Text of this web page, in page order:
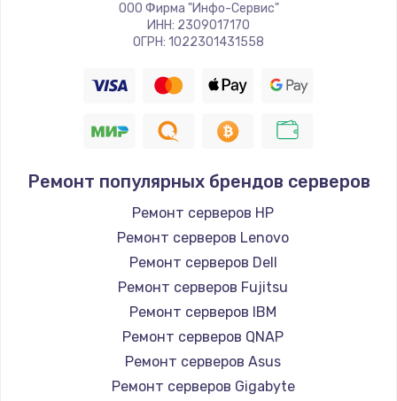
1200 руб.
Заказать
Настройка ОС
Заказать
Чистка от пыли
1060 руб.
Заказать
Замена южного моста
2750 руб.
Заказать
Замена контроллера питания
ООО Фирма "Инфо-Сервис"
ИНН: 2309017170
ОГРН: 1022301431558
Ремонт популярных брендов серверов
Ремонт серверов HP
Ремонт серверов Lenovo
Ремонт серверов Dell
Ремонт серверов Fujitsu
Ремонт серверов IBM
Ремонт серверов QNAP
Ремонт серверов Asus
Ремонт серверов Gigabyte